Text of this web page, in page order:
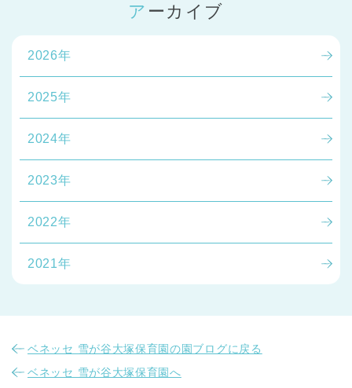
アーカイブ
2026年
2025年
2024年
2023年
2022年
2021年
ベネッセ 雪が谷大塚保育園の園ブログに戻る
ベネッセ 雪が谷大塚保育園へ